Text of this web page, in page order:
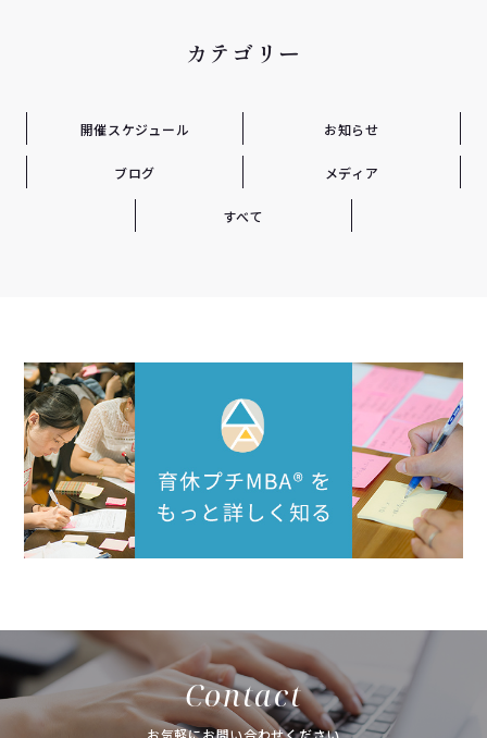
カテゴリー
開催スケジュール お知らせ
ブログ メディア
すべて
Contact